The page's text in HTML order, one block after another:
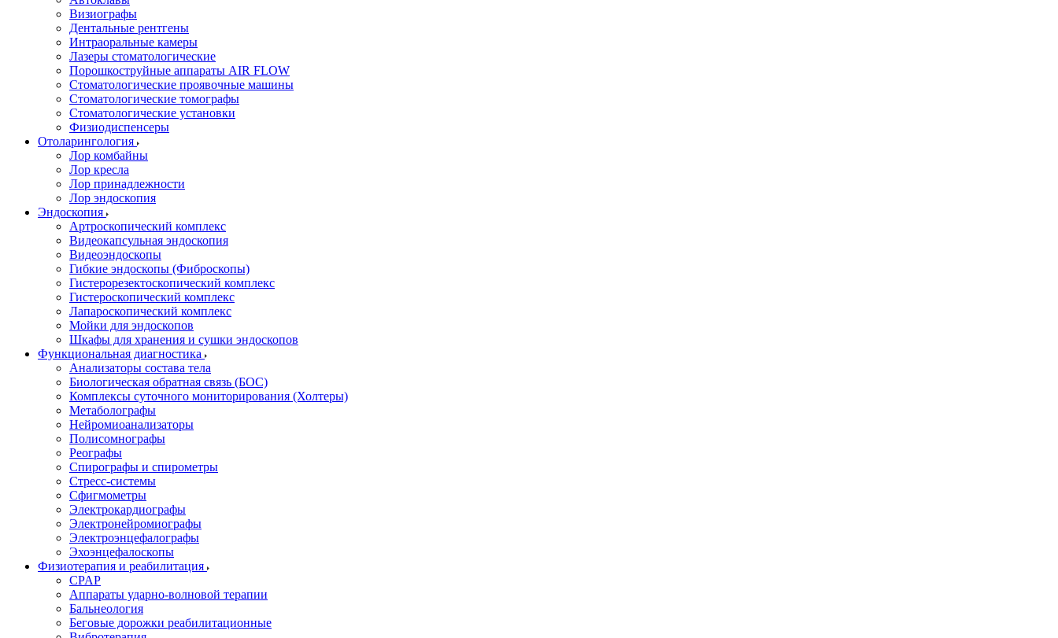
Визиографы
Дентальные рентгены
Интраоральные камеры
Лазеры стоматологические
Порошкоструйные аппараты AIR FLOW
Стоматологические проявочные машины
Стоматологические томографы
Стоматологические установки
Физиодиспенсеры
Отоларингология
Лор комбайны
Лор кресла
Лор принадлежности
Лор эндоскопия
Эндоскопия
Артроскопический комплекс
Видеокапсульная эндоскопия
Видеоэндоскопы
Гибкие эндоскопы (Фиброcкопы)
Гистерорезектоскопический комплекс
Гистероскопический комплекс
Лапароскопический комплекс
Мойки для эндоскопов
Шкафы для хранения и сушки эндоскопов
Функциональная диагностика
Анализаторы состава тела
Биологическая обратная связь (БОС)
Комплексы суточного мониторирования (Холтеры)
Метаболографы
Нейромиоанализаторы
Полисомнографы
Реографы
Спирографы и спирометры
Стресс-системы
Сфигмометры
Электрокардиографы
Электронейромиографы
Электроэнцефалографы
Эхоэнцефалоскопы
Физиотерапия и реабилитация
CPAP
Аппараты ударно-волновой терапии
Бальнеология
Беговые дорожки реабилитационные